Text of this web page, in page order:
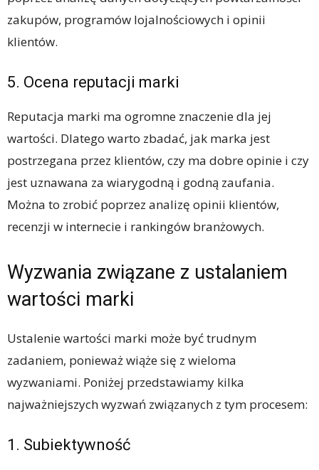
zakupów, programów lojalnościowych i opinii
klientów.
5. Ocena reputacji marki
Reputacja marki ma ogromne znaczenie dla jej
wartości. Dlatego warto zbadać, jak marka jest
postrzegana przez klientów, czy ma dobre opinie i czy
jest uznawana za wiarygodną i godną zaufania.
Można to zrobić poprzez analizę opinii klientów,
recenzji w internecie i rankingów branżowych.
Wyzwania związane z ustalaniem
wartości marki
Ustalenie wartości marki może być trudnym
zadaniem, ponieważ wiąże się z wieloma
wyzwaniami. Poniżej przedstawiamy kilka
najważniejszych wyzwań związanych z tym procesem:
1. Subiektywność